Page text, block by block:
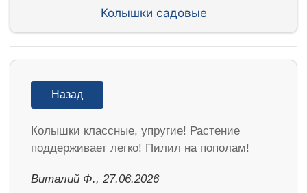
Колышки садовые
Назад
Колышки классные, упругие! Растение
поддерживает легко! Пилил на пополам!
Виталий Ф., 27.06.2026